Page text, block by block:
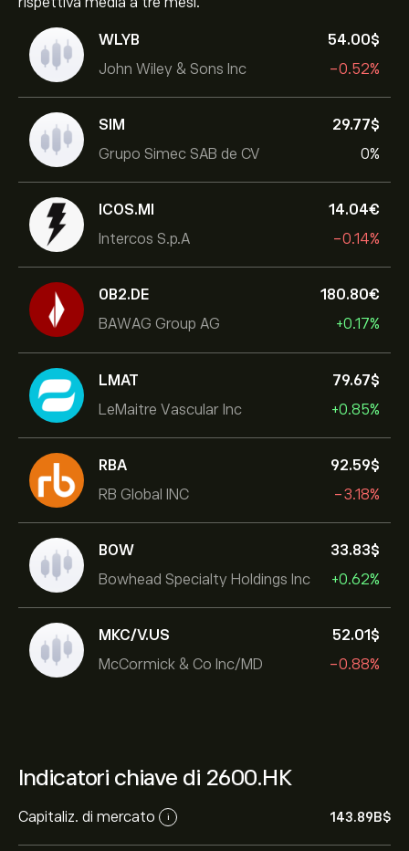
WLYB
John Wiley & Sons Inc
54.00‎$‎
-0.52%
SIM
Grupo Simec SAB de CV
29.77‎$‎
0%
ICOS.MI
Intercos S.p.A
14.04‎€‎
-0.14%
0B2.DE
BAWAG Group AG
180.80‎€‎
+0.17%
LMAT
LeMaitre Vascular Inc
79.67‎$‎
+0.85%
RBA
RB Global INC
92.59‎$‎
-3.18%
BOW
Bowhead Specialty Holdings Inc
33.83‎$‎
+0.62%
MKC/V.US
McCormick & Co Inc/MD
52.01‎$‎
-0.88%
Indicatori chiave di 2600.HK
Capitaliz. di mercato i 143.89B‎$‎